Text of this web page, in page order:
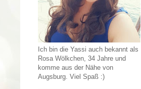
Ich bin die Yassi auch bekannt als
Rosa Wölkchen, 34 Jahre und
komme aus der Nähe von
Augsburg. Viel Spaß :)